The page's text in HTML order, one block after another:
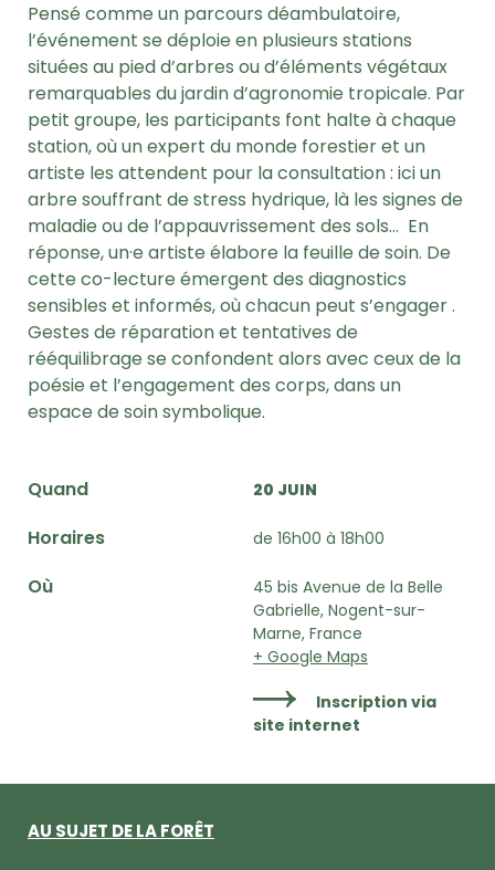
Pensé comme un parcours déambulatoire,
l’événement se déploie en plusieurs stations
situées au pied d’arbres ou d’éléments végétaux
remarquables du jardin d’agronomie tropicale. Par
petit groupe, les participants font halte à chaque
station, où un expert du monde forestier et un
artiste les attendent pour la consultation : ici un
arbre souffrant de stress hydrique, là les signes de
maladie ou de l’appauvrissement des sols… En
réponse, un·e artiste élabore la feuille de soin. De
cette co-lecture émergent des diagnostics
sensibles et informés, où chacun peut s’engager .
Gestes de réparation et tentatives de
rééquilibrage se confondent alors avec ceux de la
poésie et l’engagement des corps, dans un
espace de soin symbolique.
Quand 20 JUIN
Horaires de 16h00 à 18h00
Où
45 bis Avenue de la Belle
Gabrielle, Nogent-sur-
Marne, France
+ Google Maps
Inscription via
site internet
AU SUJET DE LA FORÊT